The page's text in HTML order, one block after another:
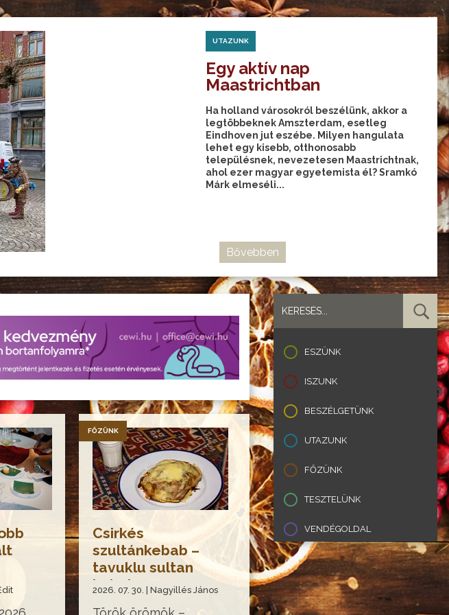
UTAZUNK
Egy aktív nap
Maastrichtban
Ha holland városokról beszélünk, akkor a
legtöbbeknek Amszterdam, esetleg
Eindhoven jut eszébe. Milyen hangulata
lehet egy kisebb, otthonosabb
településnek, nevezetesen Maastrichtnak,
ahol ezer magyar egyetemista él? Sramkó
Márk elmeséli...
Bővebben
FŐZÜNK
Csirkés
szultánkebab –
tavuklu sultan
kebabı
2026. 07. 30. | Nagyillés János
ESZÜNK
ISZUNK
BESZÉLGETÜNK
UTAZUNK
FŐZÜNK
TESZTELÜNK
VENDÉGOLDAL